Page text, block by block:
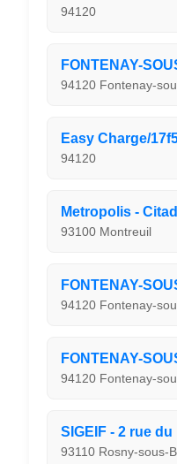
94120
FONTENAY-
94120 Fontenay-
Easy Charge/
94120
Metropolis -
93100 Montreuil
FONTENAY-
94120 Fontenay-
FONTENAY-
94120 Fontenay-
SIGEIF - 2 rue
93110 Rosny-sous-